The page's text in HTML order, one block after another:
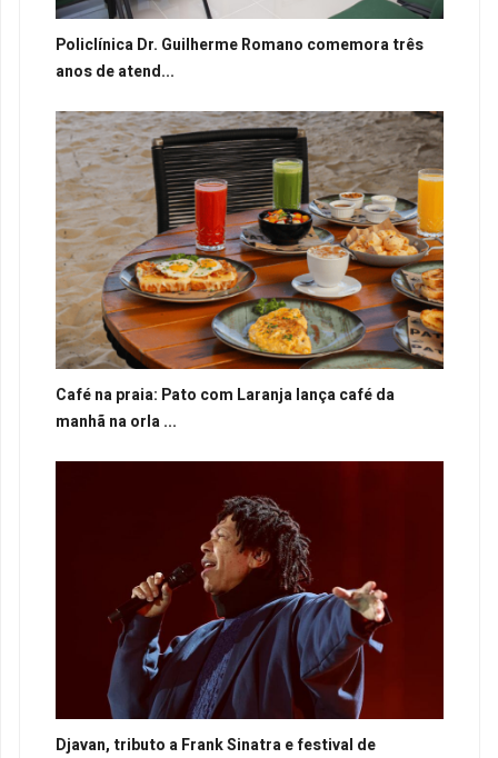
Policlínica Dr. Guilherme Romano comemora três
anos de atend...
Café na praia: Pato com Laranja lança café da
manhã na orla ...
Djavan, tributo a Frank Sinatra e festival de